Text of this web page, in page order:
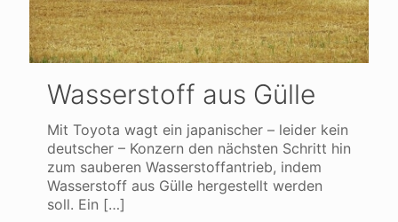
Wasserstoff aus Gülle
Mit Toyota wagt ein japanischer – leider kein
deutscher – Konzern den nächsten Schritt hin
zum sauberen Wasserstoffantrieb, indem
Wasserstoff aus Gülle hergestellt werden
soll. Ein […]